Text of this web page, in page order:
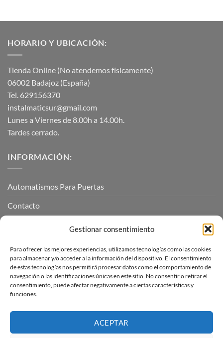
Gestionar consentimiento
Para ofrecer las mejores experiencias, utilizamos tecnologías como las cookies
para almacenar y/o acceder a la información del dispositivo. El consentimiento
de estas tecnologías nos permitirá procesar datos como el comportamiento de
navegación o las identificaciones únicas en este sitio. No consentir o retirar el
consentimiento, puede afectar negativamente a ciertas características y
funciones.
ACEPTAR
HORARIO Y UBICACIÓN:
Tienda Online (No atendemos físicamente)
06002 Badajoz (España)
Tel. 629156370
instalmaticsur@gmail.com
Lunes a Viernes de 8.00h a 14.00h.
Tardes cerrado.
INFORMACIÓN:
Automatismos Para Puertas
Contacto
INFORMACIÓN LEGAL
Aviso Legal